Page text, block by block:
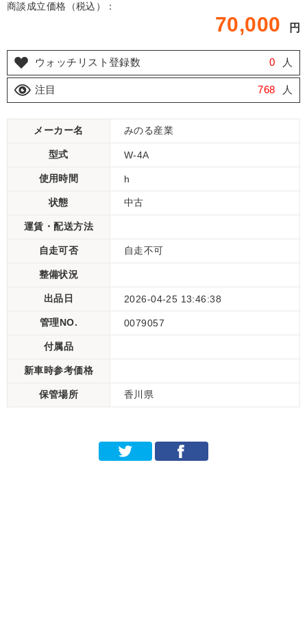
商談成立価格（税込）：
70,000 円
ウォッチリスト登録数 0 人
注目 768 人
メーカー名 みのる産業
型式 W-4A
使用時間 h
状態 中古
運賃・配送方法
自走可否 自走不可
整備状況
出品日 2026-04-25 13:46:38
管理NO. 0079057
付属品
新車時参考価格
保管場所 香川県